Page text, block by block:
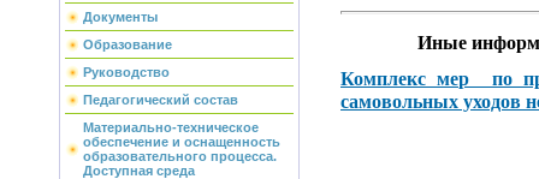
Документы
Образование
Руководство
Педагогический состав
Материально-техническое
обеспечение и оснащенность
образовательного процесса.
Доступная среда
Иные
Комплекс мер по
самовольных уходов